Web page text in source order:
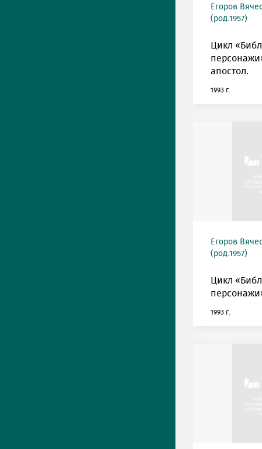
Егоров
(род.1957)
Цикл
апостол.
1993 г.
Егоров
(род.1957)
Цикл
1993 г.